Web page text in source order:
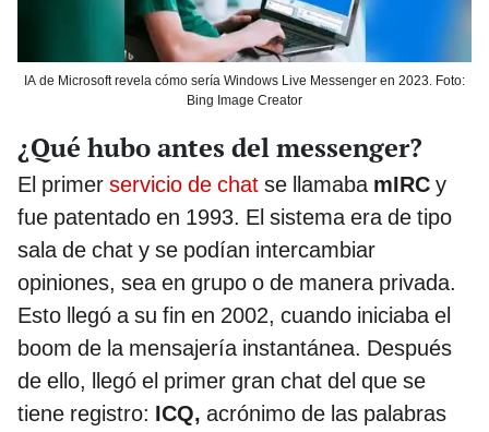
IA de Microsoft revela cómo sería Windows Live Messenger en 2023. Foto:
Bing Image Creator
¿Qué hubo antes del messenger?
El primer servicio de chat se llamabamIRC y
fue patentado en 1993. El sistema era de tipo
sala de chat y se podían intercambiar
opiniones, sea en grupo o de manera privada.
Esto llegó a su fin en 2002, cuando iniciaba el
boom de la mensajería instantánea. Después
de ello, llegó el primer gran chat del que se
tiene registro: ICQ, acrónimo de las palabras